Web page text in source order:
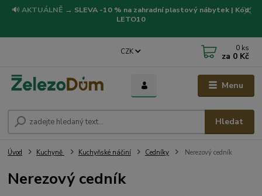
🔊 AKTUÁLNĚ → SLEVA -10 % na zahradní plastový nábytek | Kód:
LETO10
Menu
CZK
Hledat
0 ks
za 0 Kč
Úvod Kuchyně Kuchyňské náčiní Cedníky Nerezový cedník
Nerezový cedník